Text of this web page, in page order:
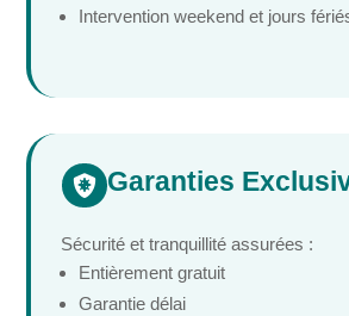
Intervention weekend et jours
 Garanties
Sécurité et tranquillité assurées :
Entièrement gratuit
Garantie délai